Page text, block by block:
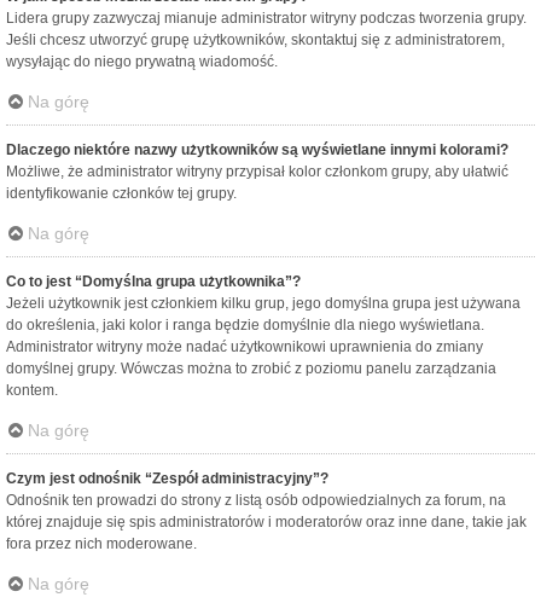
Lidera grupy zazwyczaj mianuje administrator witryny podczas tworzenia grupy.
Jeśli chcesz utworzyć grupę użytkowników, skontaktuj się z administratorem,
wysyłając do niego prywatną wiadomość.
Na górę
Dlaczego niektóre nazwy użytkowników są wyświetlane innymi kolorami?
Możliwe, że administrator witryny przypisał kolor członkom grupy, aby ułatwić
identyfikowanie członków tej grupy.
Na górę
Co to jest “Domyślna grupa użytkownika”?
Jeżeli użytkownik jest członkiem kilku grup, jego domyślna grupa jest używana
do określenia, jaki kolor i ranga będzie domyślnie dla niego wyświetlana.
Administrator witryny może nadać użytkownikowi uprawnienia do zmiany
domyślnej grupy. Wówczas można to zrobić z poziomu panelu zarządzania
kontem.
Na górę
Czym jest odnośnik “Zespół administracyjny”?
Odnośnik ten prowadzi do strony z listą osób odpowiedzialnych za forum, na
której znajduje się spis administratorów i moderatorów oraz inne dane, takie jak
fora przez nich moderowane.
Na górę